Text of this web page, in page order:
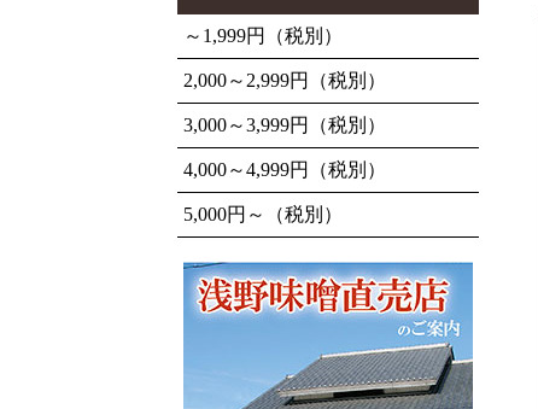
～1,999円（税別）
2,000～2,999円（税別）
3,000～3,999円（税別）
4,000～4,999円（税別）
5,000円～（税別）